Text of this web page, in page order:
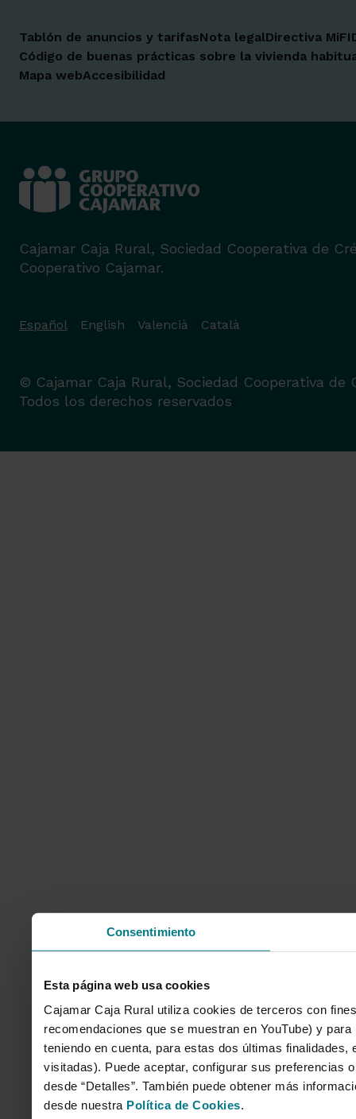
Consentimiento
Esta página web usa cookies
Cajamar Caja Rural utiliza cookies de terceros con
recomendaciones que se muestran en YouTube) y
teniendo en cuenta, para estas dos últimas
visitadas). Puede aceptar, configurar sus preferencias
desde “Detalles”. También puede obtener más
desde nuestra Política de Cookies.
Tablón de anuncios y tarifasNota legalDirectiva
Código de buenas prácticas sobre la vivienda
Mapa webAccesibilidad
Cajamar Caja Rural, Sociedad Cooperativa de
Cooperativo Cajamar.
Español English Valencià Català
© Cajamar Caja Rural, Sociedad Cooperativa de
Todos los derechos reservados